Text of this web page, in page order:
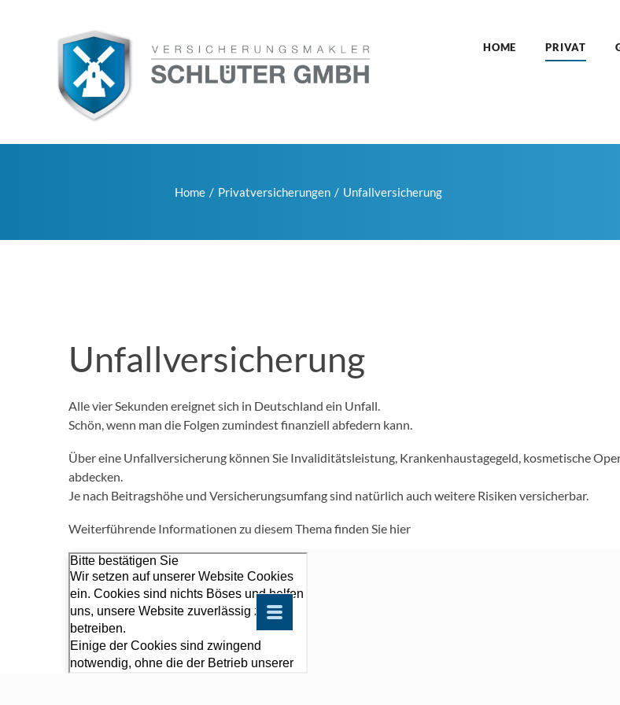
HOME PRIVAT
Home Privatversicherungen Unfallversicherung
Unfallversicherung
Alle vier Sekunden ereignet sich in Deutschland ein Unfall.
Schön, wenn man die Folgen zumindest finanziell abfedern kann.
Über eine Unfallversicherung können Sie Invaliditätsleistung, Krankenhaustagegeld, kosmetische
abdecken.
Je nach Beitragshöhe und Versicherungsumfang sind natürlich auch weitere Risiken versicherbar.
Weiterführende Informationen zu diesem Thema finden Sie hier